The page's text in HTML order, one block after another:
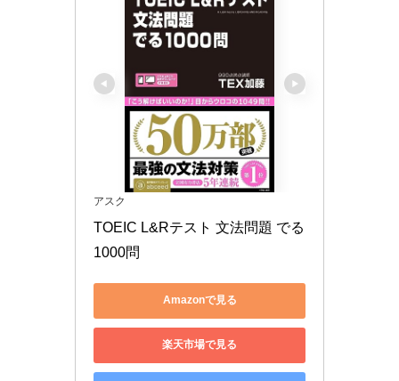
アスク
TOEIC L&Rテスト 文法問題 でる
1000問
Amazonで見る
楽天市場で見る